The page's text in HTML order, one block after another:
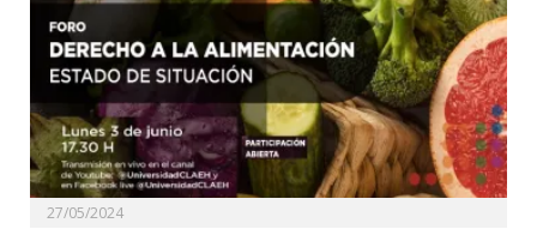
27/05/2024